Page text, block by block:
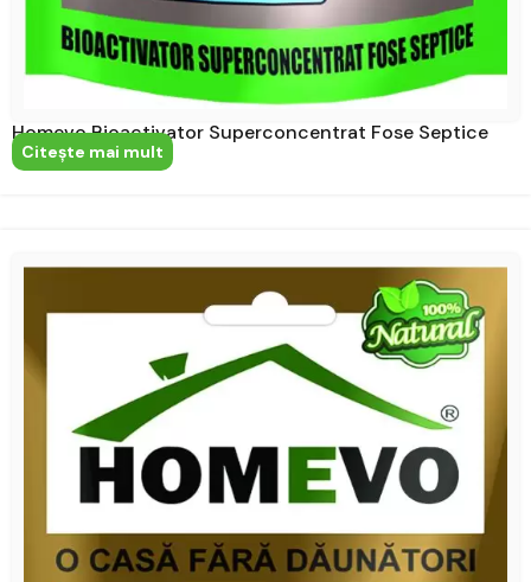
Homevo Bioactivator Superconcentrat Fose Septice
Citeşte mai mult